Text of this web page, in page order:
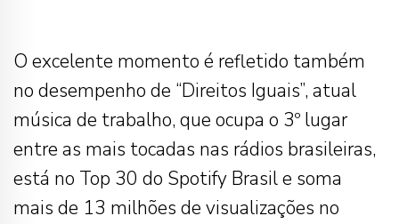
O excelente momento é refletido também
no desempenho de “Direitos Iguais”, atual
música de trabalho, que ocupa o 3º lugar
entre as mais tocadas nas rádios brasileiras,
está no Top 30 do Spotify Brasil e soma
mais de 13 milhões de visualizações no